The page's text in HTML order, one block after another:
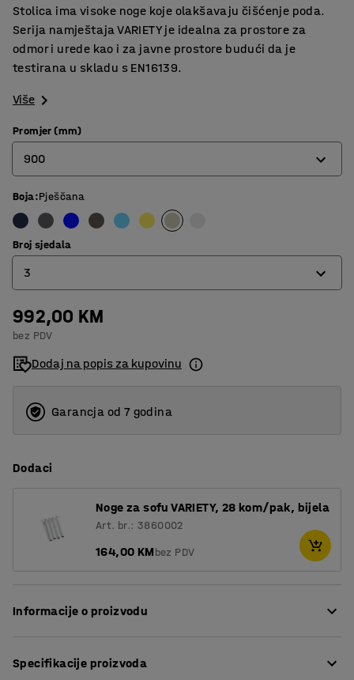
Stolica ima visoke noge koje olakšavaju čišćenje poda.
Serija namještaja VARIETY je idealna za prostore za
odmor i urede kao i za javne prostore budući da je
testirana u skladu s EN16139.
Više
Promjer (mm)
900
900
1200
Boja:Pješčana
Broj sjedala
3
3
4
992,00 KM
bez PDV
Dodaj na popis za kupovinu
Garancja od 7 godina
Dodaci
Noge za sofu VARIETY, 28 kom/pak, bijela
Art. br.: 3860002
164,00 KMbez PDV
Informacije o proizvodu
izdržljivom tkaninom, što je čini savršenim izborom za
Specifikacije proizvoda